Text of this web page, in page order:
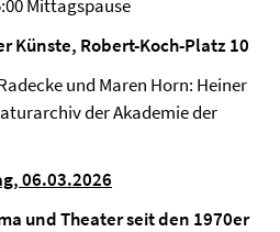
Mittagspause
Künste, Robert-Koch-Platz 10
und Maren Horn: Heiner
der Akademie der
06.03.2026
und Theater seit den 1970er